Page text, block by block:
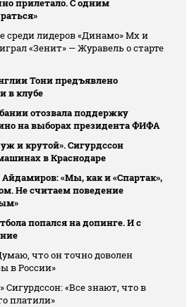
среди лидеров «Динамо» Мх и
«Зенит» — Журавель о старте
Тони предъявлено
в клубе
отозвала поддержку
на выборах президента ФИФА
и крутой». Сигурдссон
в Краснодаре
«Мы, как и «Спартак»,
Не считаем поведение
попался на допинге. И с
что он точно доволен
в России»
Сигурдссон: «Все знают, что в
платили»